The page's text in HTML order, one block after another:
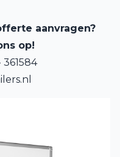
aanvragen?
op!
361584